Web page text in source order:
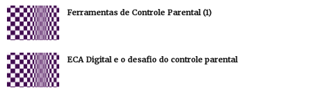
Ferramentas de Controle Parental (1)
ECA Digital e o desafio do controle parental